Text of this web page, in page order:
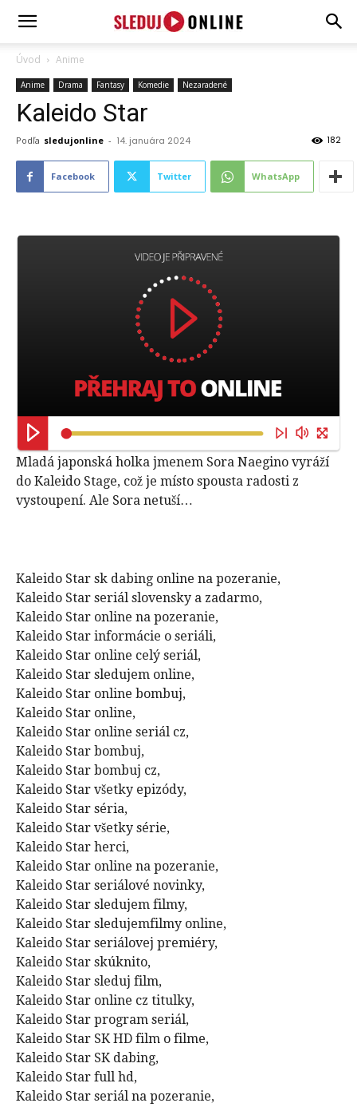
SledujOnline.sk
Úvod Anime
Anime Drama Fantasy Komedie Nezaradené
Kaleido Star
Podľa sledujonline - 14. januára 2024 182
Facebook Twitter WhatsApp
Mladá japonská holka jmenem Sora Naegino vyráží
do Kaleido Stage, což je místo spousta radosti z
vystoupení. Ale Sora netuší…
Kaleido Star sk dabing online na pozeranie,
Kaleido Star seriál slovensky a zadarmo,
Kaleido Star online na pozeranie,
Kaleido Star informácie o seriáli,
Kaleido Star online celý seriál,
Kaleido Star sledujem online,
Kaleido Star online bombuj,
Kaleido Star online,
Kaleido Star online seriál cz,
Kaleido Star bombuj,
Kaleido Star bombuj cz,
Kaleido Star všetky epizódy,
Kaleido Star séria,
Kaleido Star všetky série,
Kaleido Star herci,
Kaleido Star online na pozeranie,
Kaleido Star seriálové novinky,
Kaleido Star sledujem filmy,
Kaleido Star sledujemfilmy online,
Kaleido Star seriálovej premiéry,
Kaleido Star skúknito,
Kaleido Star sleduj film,
Kaleido Star online cz titulky,
Kaleido Star program seriál,
Kaleido Star SK HD film o filme,
Kaleido Star SK dabing,
Kaleido Star full hd,
Kaleido Star seriál na pozeranie,